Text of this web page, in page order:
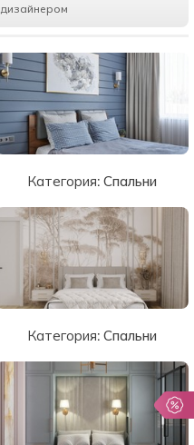
дизайнером
Категория: Спальни
Категория: Спальни